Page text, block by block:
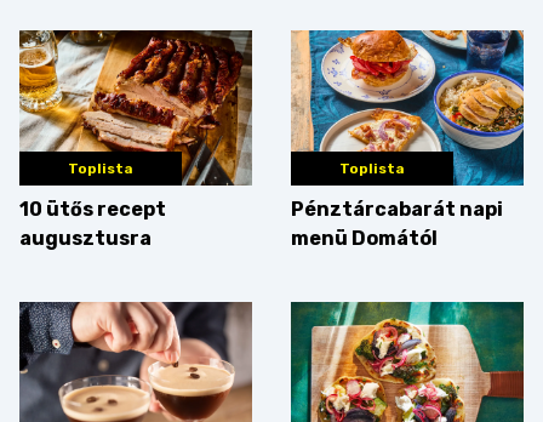
Toplista
10 ütős recept
augusztusra
Toplista
Pénztárcabarát napi
menü Domától